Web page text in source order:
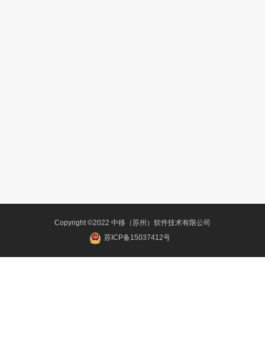
Copyright ©2022 中移（苏州）软件技术有限公司
苏ICP备15037412号